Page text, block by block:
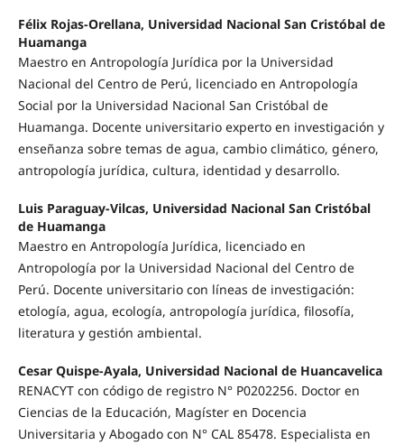
Félix Rojas-Orellana, Universidad Nacional San Cristóbal de
Huamanga
Maestro en Antropología Jurídica por la Universidad
Nacional del Centro de Perú, licenciado en Antropología
Social por la Universidad Nacional San Cristóbal de
Huamanga. Docente universitario experto en investigación y
enseñanza sobre temas de agua, cambio climático, género,
antropología jurídica, cultura, identidad y desarrollo.
Luis Paraguay-Vilcas, Universidad Nacional San Cristóbal
de Huamanga
Maestro en Antropología Jurídica, licenciado en
Antropología por la Universidad Nacional del Centro de
Perú. Docente universitario con líneas de investigación:
etología, agua, ecología, antropología jurídica, filosofía,
literatura y gestión ambiental.
Cesar Quispe-Ayala, Universidad Nacional de Huancavelica
RENACYT con código de registro N° P0202256. Doctor en
Ciencias de la Educación, Magíster en Docencia
Universitaria y Abogado con N° CAL 85478. Especialista en